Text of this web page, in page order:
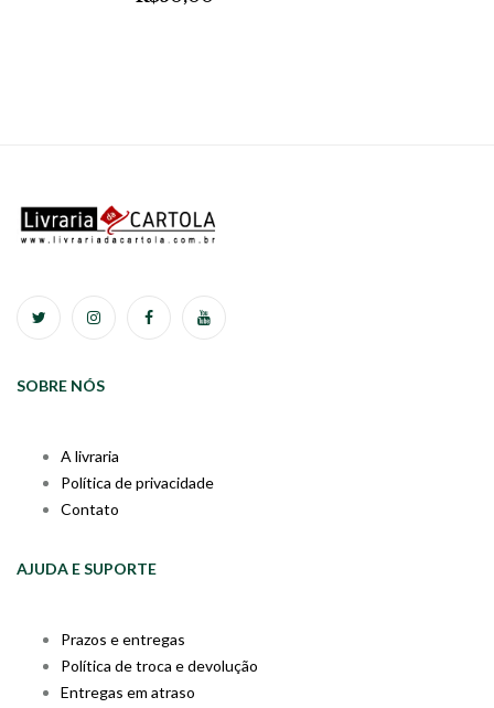
SOBRE NÓS
A livraria
Política de privacidade
Contato
AJUDA E SUPORTE
Prazos e entregas
Política de troca e devolução
Entregas em atraso